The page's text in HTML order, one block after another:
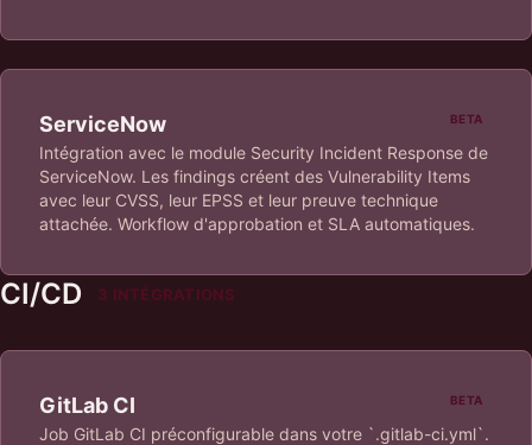
ServiceNow BETA
Intégration avec le module Security Incident Response de
ServiceNow. Les findings créent des Vulnerability Items
avec leur CVSS, leur EPSS et leur preuve technique
attachée. Workflow d'approbation et SLA automatiques.
CI/CD 3 INTÉGRATIONS
GitLab CI BETA
Job GitLab CI préconfigurable dans votre `.gitlab-ci.yml`.